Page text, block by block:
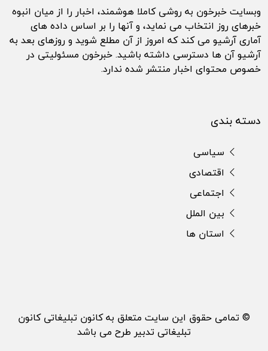
وبسایت خبرخون به روشی کاملا هوشمند، اخبار را از میان انبوه
خبرهای روز انتخاب می نماید، و آنها را بر اساس داده های
آماری آرشیو می کند که امروز از آن مطلع شوید و روزهای بعد به
آرشیو آن ها دسترسی داشته باشید. خبرخون مسئولیتی در
خصوص محتوای اخبار منتشر شده ندارد.
دسته بندی
سیاسی
اقتصادی
اجتماعی
بین الملل
استان ها
© تمامی حقوق این سایت متعلق به کانون تبلیغاتی کانون
تبلیغاتی تدبیر طرح می باشد